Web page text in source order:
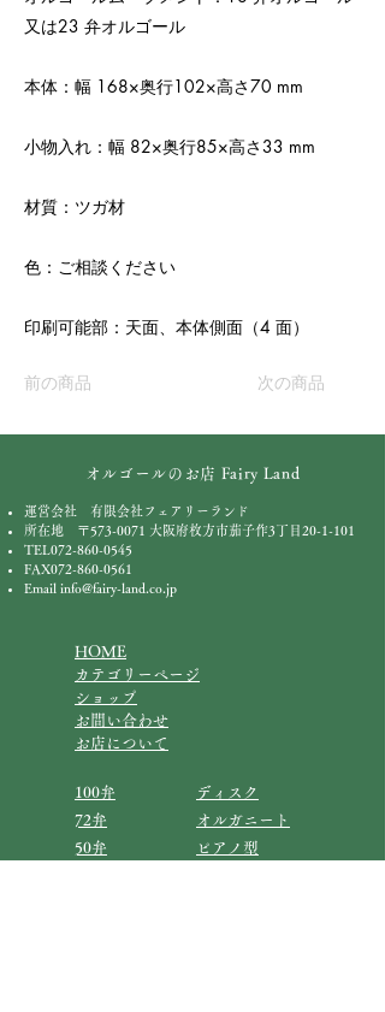
又は23 弁オルゴール
本体：幅 168×奥行102×高さ70 mm
小物入れ：幅 82×奥行85×高さ33 mm
材質：ツガ材
色：ご相談ください
印刷可能部：天面、本体側面（4 面）
前の商品 次の商品
オルゴールのお店 Fairy Land
運営会社 有限会社フェアリーランド
所在地 〒573-0071 大阪府枚方市茄子作3丁目20-1-101
TEL072-860-0545
FAX072-860-0561
Email info@fairy-land.co.jp
HOME
カテゴリーページ
ショップ
お問い合わせ
お店について
100弁
ディスク
72弁
オルガニート
50弁
​ピアノ型